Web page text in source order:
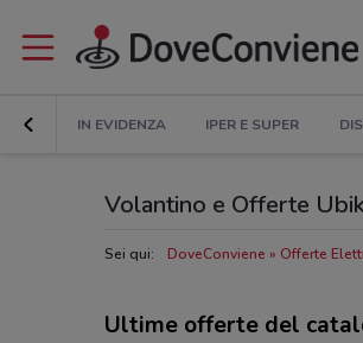
IN EVIDENZA IPER E SUPER
Volantino e Offerte
Sei qui: DoveConviene Offerte
Ultime offerte del